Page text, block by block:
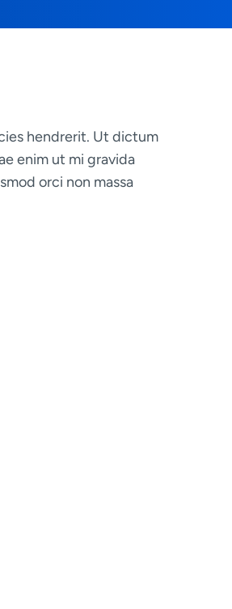
hendrerit. Ut dictum
enim ut mi gravida
orci non massa